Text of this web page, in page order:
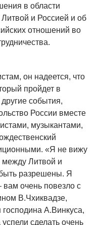
в области
и Россией и об
отношений во
он надеется, что
пройдет в
события,
России вместе
музыкантами,
«Я не вижу
между Литвой и
разрешены. Я
очень повезло с
В.Чхиквадзе,
господина А.Винкуса,
сделать очень